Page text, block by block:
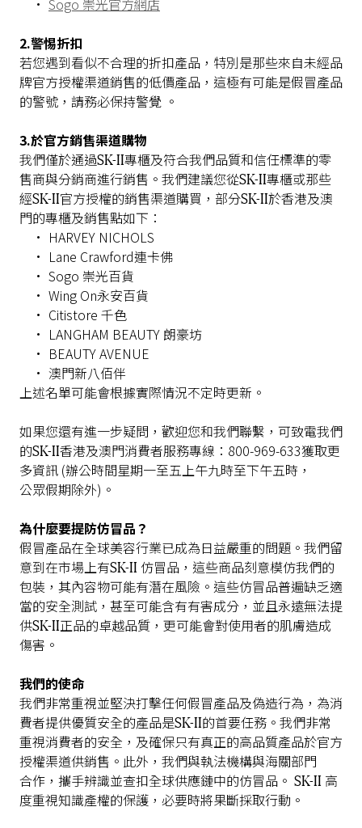
• Sogo 崇光官方網店
2.警惕折扣
若您遇到看似不合理的折扣產品，特別是那些來自未經品
牌官方授權渠道銷售的低價產品， 這極有可能是假冒產品
的警號，請務必保持警覺 。
3.於官方銷售渠道購物
我們僅於通過SK-II專櫃及符合我們品質和信任標準的零
售商與分銷商進行銷售。我們建議您從SK-II專櫃或那些
經SK-II官方授權的銷售渠道購買，部分SK-II於香港及澳
門的專櫃及銷售點如下：
• HARVEY NICHOLS
• Lane Crawford連卡佛
• Sogo 崇光百貨
• Wing On永安百貨
• Citistore 千色
• LANGHAM BEAUTY 朗豪坊
• BEAUTY AVENUE
• 澳門新八佰伴
上述名單可能會根據實際情況不定時更新。
如果您還有進一步疑問，歡迎您和我們聯繫， 可致電我們
的SK-II香港及澳門消費者服務專線： 800-969-633獲取更
多資訊 (辦公時間星期一至五上午九時至下午五時，
公眾假期除外)。
為什麼要提防仿冒品？
假冒產品在全球美容行業已成為日益嚴重的問題。 我們留
意到在市場上有SK-II 仿冒品， 這些商品刻意模仿我們的
包裝，其內容物可能有潛在風險。這些仿冒品普遍缺乏適
當的安全測試， 甚至可能含有有害成分，並且永遠無法提
供SK-II正品的卓越品質，更可能會對使用者的肌膚造成
傷害。
我們的使命
我們非常重視並堅決打擊任何假冒產品及偽造行為，為消
費者提供優質安全的產品是SK-II的首要任務。我們非常
重視消費者的安全， 及確保只有真正的高品質產品於官方
授權渠道供銷售。 此外， 我們與執法機構與海關部門
合作， 攜手辨識並查扣全球供應鏈中的仿冒品。 SK-II 高
度重視知識產權的保護，必要時將果斷採取行動。